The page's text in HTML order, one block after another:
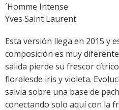
Esta versión llega en 2015 y
composición es muy
salida pierde su frescor
floralesde iris y violeta.
salvia sobre una base de
conectando solo aquí con la